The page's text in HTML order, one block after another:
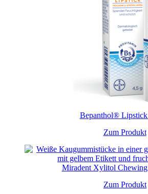
Bepanthol® Lipstick
Zum Produkt
Miradent Xylitol
Zum Produkt